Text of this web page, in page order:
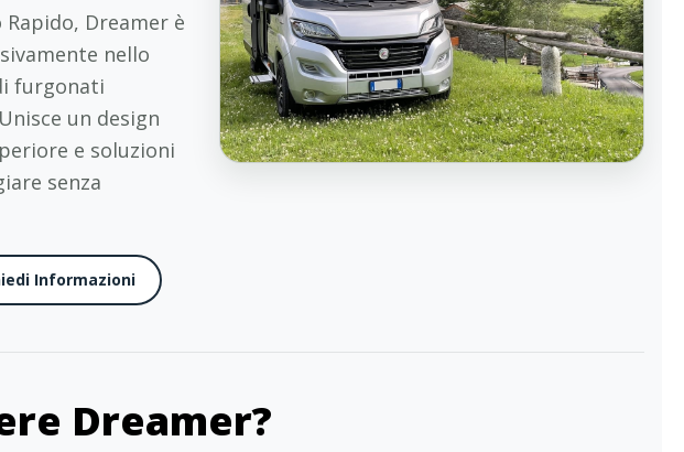
Dreamer è
nello
furgonati
un design
e soluzioni
senza
Informazioni
Dreamer?